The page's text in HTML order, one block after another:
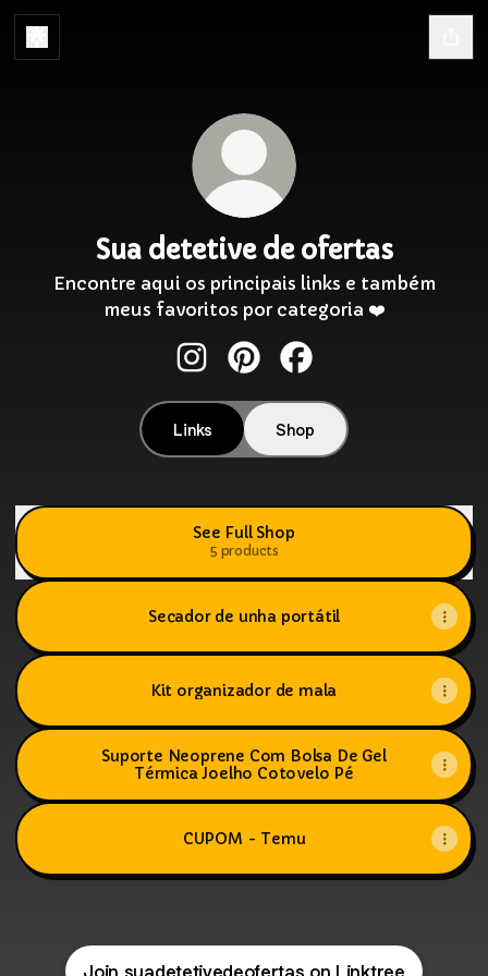
Sua detetive de ofertas
Encontre aqui os principais links e também
meus favoritos por categoria ❤️
Links Shop
See Full Shop
5 products
Secador de unha portátil
Kit organizador de mala
Suporte Neoprene Com Bolsa De Gel
Térmica Joelho Cotovelo Pé
CUPOM - Temu